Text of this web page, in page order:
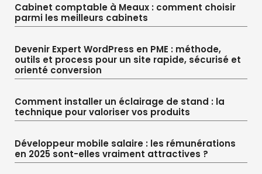
Cabinet comptable à Meaux : comment choisir
parmi les meilleurs cabinets
Devenir Expert WordPress en PME : méthode,
outils et process pour un site rapide, sécurisé et
orienté conversion
Comment installer un éclairage de stand : la
technique pour valoriser vos produits
Développeur mobile salaire : les rémunérations
en 2025 sont-elles vraiment attractives ?